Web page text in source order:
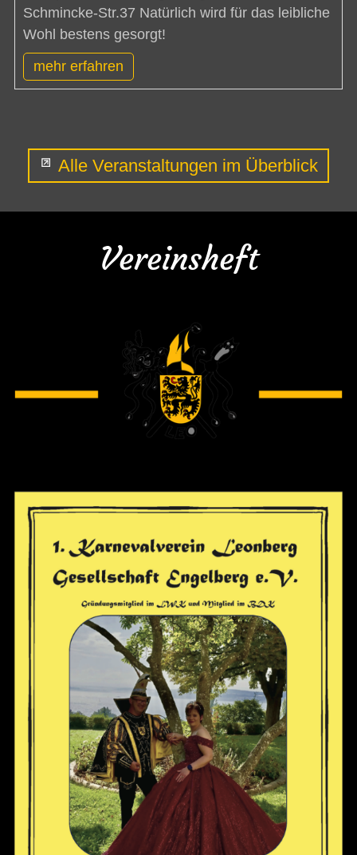
Schmincke-Str.37 Natürlich wird für das leibliche
Wohl bestens gesorgt!
mehr erfahren
Alle Veranstaltungen im Überblick
Vereinsheft